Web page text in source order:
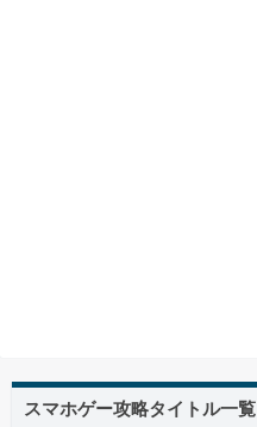
スマホゲー攻略タイトル一覧